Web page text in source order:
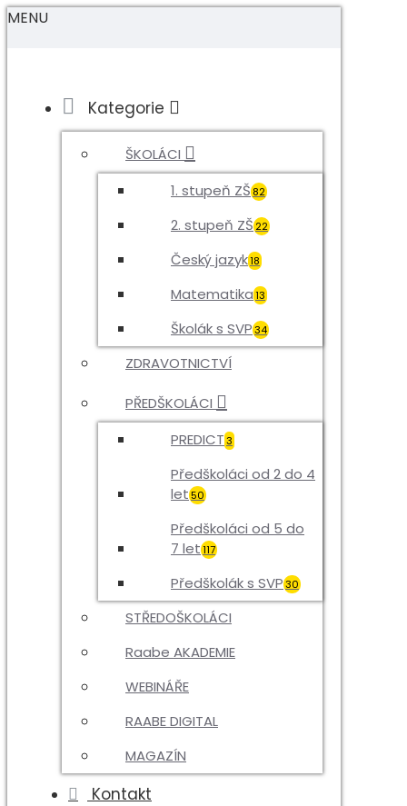
MENU
Kategorie
ŠKOLÁCI
1. stupeň ZŠ 82
2. stupeň ZŠ 22
Český jazyk18
Matematika13
Školák s SVP34
ZDRAVOTNICTVÍ
PŘEDŠKOLÁCI
PREDICT3
Předškoláci od 2 do 4
let50
Předškoláci od 5 do
7 let117
Předškolák s SVP30
STŘEDOŠKOLÁCI
Raabe AKADEMIE
WEBINÁŘE
RAABE DIGITAL
MAGAZÍN
Kontakt